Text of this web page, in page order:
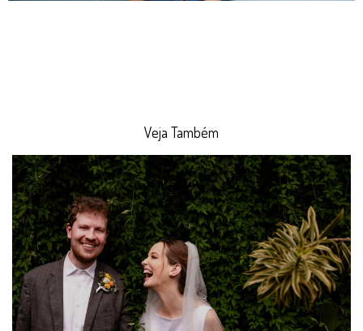
Veja Também